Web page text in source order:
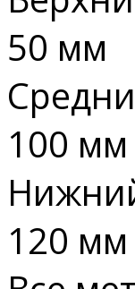
50 мм
100 мм
120 мм